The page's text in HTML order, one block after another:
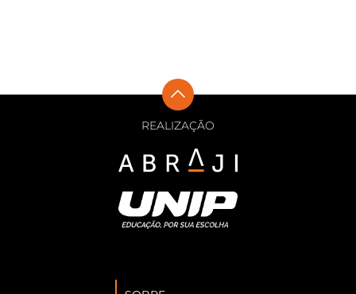
REALIZAÇÃO